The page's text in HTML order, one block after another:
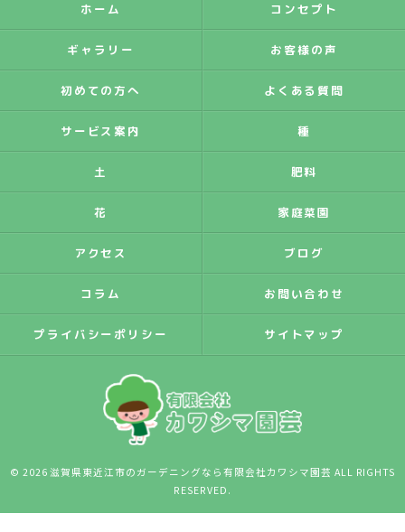
ホーム コンセプト
ギャラリー お客様の声
初めての方へ よくある質問
サービス案内 種
土 肥料
花 家庭菜園
アクセス ブログ
コラム お問い合わせ
プライバシーポリシー サイトマップ
© 2026 滋賀県東近江市のガーデニングなら有限会社カワシマ園芸 ALL RIGHTS
RESERVED.